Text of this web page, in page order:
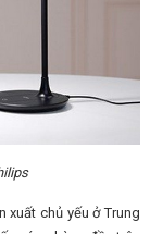
xuất chủ yếu ở Trung